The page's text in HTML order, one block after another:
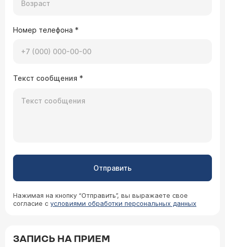
Номер телефона *
Текст сообщения *
Отправить
Нажимая на кнопку “Отправить”, вы выражаете свое
согласие с условиями обработки персональных данных
ЗАПИСЬ НА ПРИЕМ